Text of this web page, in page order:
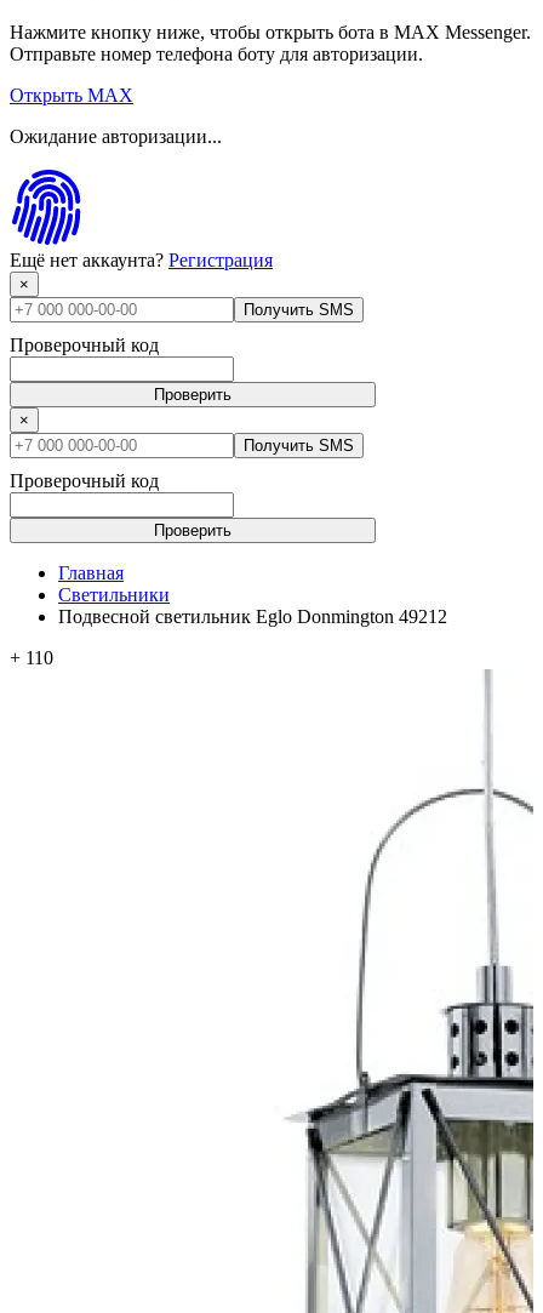
Нажмите кнопку ниже, чтобы открыть бота в MAX Messenger.
Отправьте номер телефона боту для авторизации.
Открыть MAX
Ожидание авторизации...
Ещё нет аккаунта? Регистрация
×
Получить SMS
Проверочный код
Проверить
×
Получить SMS
Проверочный код
Проверить
Главная
Светильники
Подвесной светильник Eglo Donmington 49212
+ 110